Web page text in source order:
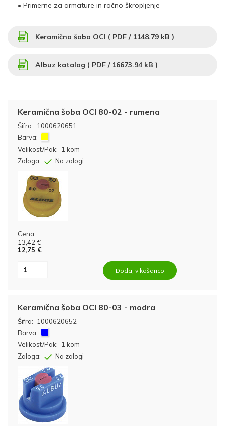
• Primerne za armature in ročno škropljenje
Keramična šoba OCI ( PDF / 1148.79 kB )
Albuz katalog ( PDF / 16673.94 kB )
Šifra: 1000620651
Keramična šoba OCI 80-02 - rumena
Barva:
Velikost/Pak:
1 kom
Zaloga:
Na zalogi
Cena:
13,42 €
12,75 €
Dodaj v košarico
Šifra: 1000620652
Keramična šoba OCI 80-03 - modra
Barva:
Velikost/Pak:
1 kom
Zaloga:
Na zalogi